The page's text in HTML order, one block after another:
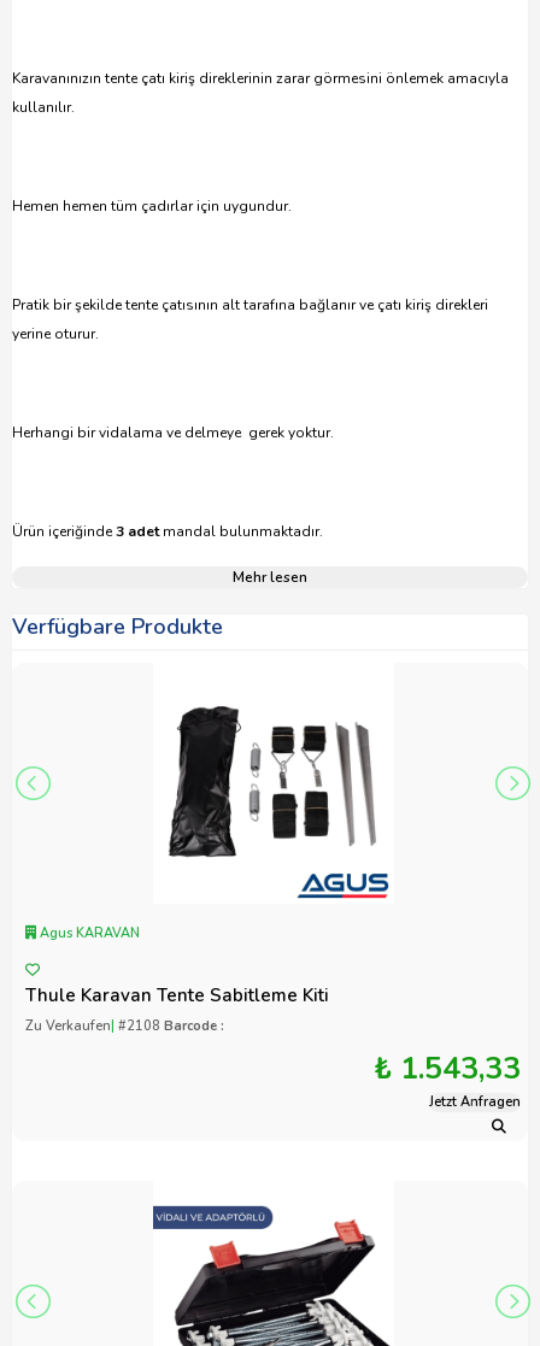
Karavanınızın tente çatı kiriş direklerinin zarar görmesini önlemek amacıyla
kullanılır.
Hemen hemen tüm çadırlar için uygundur.
Pratik bir şekilde tente çatısının alt tarafına bağlanır ve çatı kiriş direkleri
yerine oturur.
Herhangi bir vidalama ve delmeye gerek yoktur.
Ürün içeriğinde3 adetmandal bulunmaktadır.
Mehr lesen
Verfügbare Produkte
Agus KARAVAN
Thule Karavan Tente Sabitleme Kiti
Zu Verkaufen| #2108 Barcode :
₺ 1.543,33
Jetzt Anfragen